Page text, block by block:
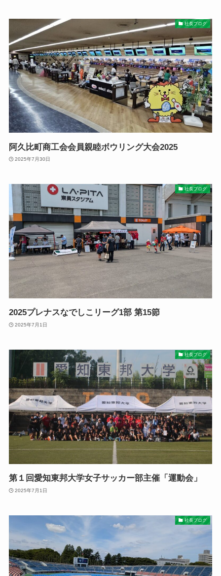
社長ブログ
阿久比町商工会会員親睦ボウリング大会2025
2025年7月30日
社長ブログ
2025プレナスなでしこリーグ1部 第15節
2025年7月1日
社長ブログ
第１回愛知東邦大学女子サッカー部主催「運動会」
2025年7月1日
社長ブログ